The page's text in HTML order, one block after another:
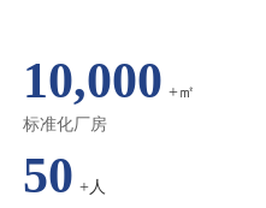
10,000 +㎡
标准化厂房
50 +人